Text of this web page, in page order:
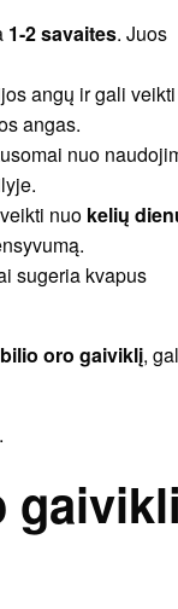
1-2 savaites. Juos
angų ir gali veikti
angas.
nuo
nuo kelių
sugeria kvapus
oro gaiviklį,